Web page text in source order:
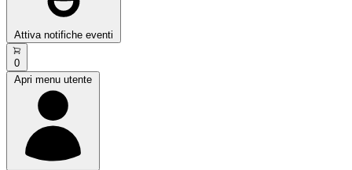
Attiva notifiche eventi
0
Apri menu utente